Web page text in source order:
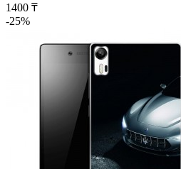
1400 ₸
-25%